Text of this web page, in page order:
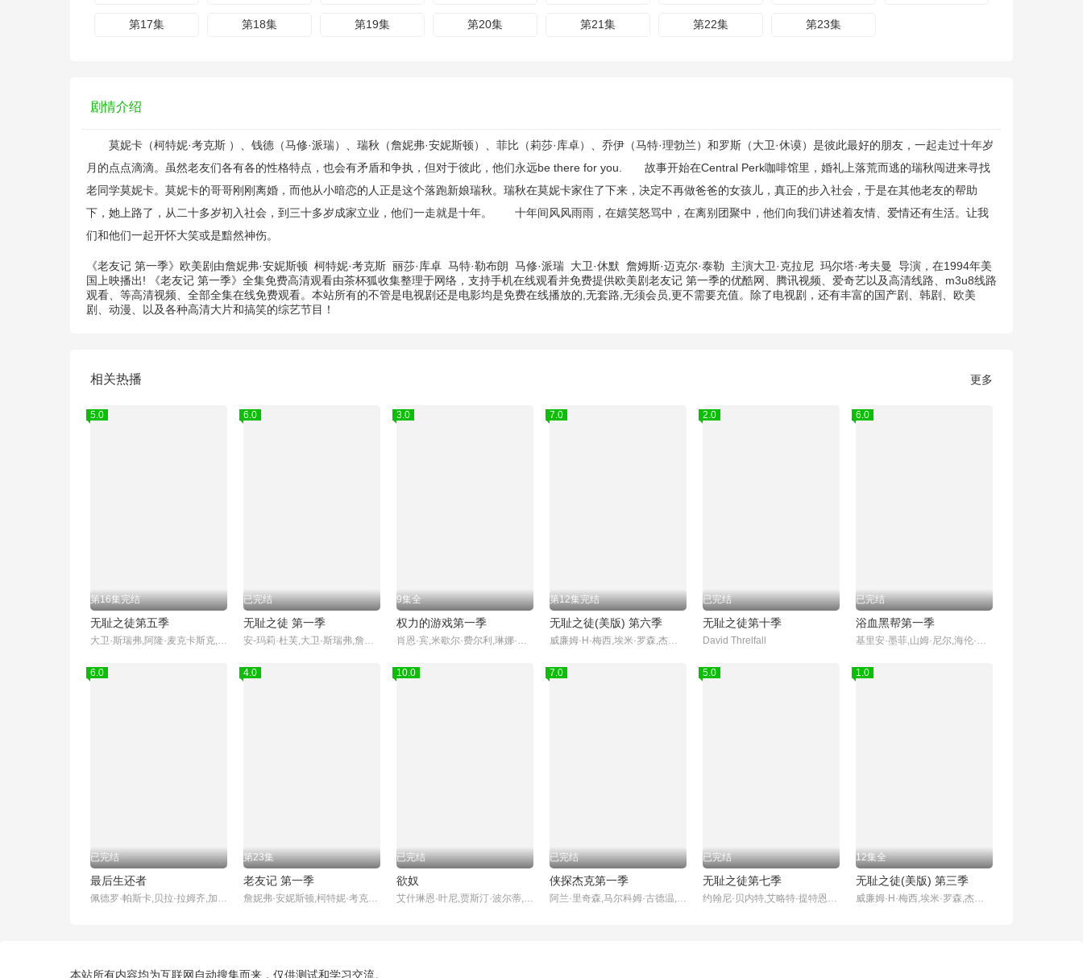
第17集 第18集 第19集 第20集 第21集 第22集 第23集
剧情介绍
莫妮卡（柯特妮·考克斯 ）、钱德（马修·派瑞）、瑞秋（詹妮弗·安妮斯顿）、菲比（莉莎·库卓）、乔伊（马特·理勃兰）和罗斯（大卫·休谟）是彼此最好的朋友，一起走过十年岁
月的点点滴滴。虽然老友们各有各的性格特点，也会有矛盾和争执，但对于彼此，他们永远be there for you. 故事开始在Central Perk咖啡馆里，婚礼上落荒而逃的瑞秋闯进来寻找
老同学莫妮卡。莫妮卡的哥哥刚刚离婚，而他从小暗恋的人正是这个落跑新娘瑞秋。瑞秋在莫妮卡家住了下来，决定不再做爸爸的女孩儿，真正的步入社会，于是在其他老友的帮助
下，她上路了，从二十多岁初入社会，到三十多岁成家立业，他们一走就是十年。 十年间风风雨雨，在嬉笑怒骂中，在离别团聚中，他们向我们讲述着友情、爱情还有生活。让我
们和他们一起开怀大笑或是黯然神伤。
《老友记 第一季》欧美剧由詹妮弗·安妮斯顿 柯特妮·考克斯 丽莎·库卓 马特·勒布朗 马修·派瑞 大卫·休默 詹姆斯·迈克尔·泰勒 主演大卫·克拉尼 玛尔塔·考夫曼
导演，在1994年美
国上映播出! 《老友记 第一季》全集免费高清观看由茶杯狐收集整理于网络，支持手机在线观看并免费提供欧美剧老友记 第一季的优酷网、腾讯视频、爱奇艺以及高清线路、m3u8线路
观看、等高清视频、全部全集在线免费观看。本站所有的不管是电视剧还是电影均是免费在线播放的,无套路,无须会员,更不需要充值。除了电视剧，还有丰富的国产剧、韩剧、欧美
剧、动漫、以及各种高清大片和搞笑的综艺节目！
相关热播 更多
5.0
第16集完结
无耻之徒第五季
大卫·斯瑞弗,阿隆·麦克卡斯克,杰拉德·基恩斯
6.0
已完结
无耻之徒 第一季
安-玛莉·杜芙,大卫·斯瑞弗,詹姆斯·麦卡沃伊,玛克辛·皮克
3.0
9集全
权力的游戏第一季
肖恩·宾,米歇尔·费尔利,琳娜·海蒂,彼特·丁拉基,艾米莉亚·克拉克,基特·哈灵顿,苏菲·特纳,麦茜·威廉姆斯,尼古拉·科斯特-瓦尔道,伊恩·格雷,约翰·布莱德利
7.0
第12集完结
无耻之徒(美版) 第六季
威廉姆·H·梅西,埃米·罗森,杰瑞米·艾伦·怀特,伊森·卡特科斯基,卡梅隆·莫纳汉,艾玛·肯尼,史蒂夫·豪威,珊诺拉·汉普顿,德蒙特·莫罗尼,艾米莉·贝吉尔,诺尔·费舍,迈克尔·帕特里克·麦克吉尔,艾玛·格林威尔,妮科尔·布鲁姆,史蒂夫·卡兹,泰勒·贾克布·摩尔,萨莎·亚历山大,阿兰·罗森伯格,卢卡·奥利尔,杰夫·皮埃尔,迈克尔·瑞利·伯克,雪琳·芬,威尔·萨索,伊西多拉·格瑞新特,布兰登·西姆斯
2.0
已完结
无耻之徒第十季
David Threlfall
6.0
已完结
浴血黑帮第一季
基里安·墨菲,山姆·尼尔,海伦·麦克洛瑞,保罗·安德森,安娜贝拉·沃丽丝,苏菲·兰朵,奈德·丹内利,乔·科尔,芬恩·科尔,哈利·克登,娜塔莎·奥基弗,托尼·皮茨,艾米-费欧‧爱德华兹,乔丹·博尔格,凯特·菲利普斯,本杰明·西番雅,伊多·戈德堡,夏莉·墨菲,亚历山大·希迪格,盖特·杨森,诺亚·泰勒,尼尔·贝尔,山姆·哈兹尔丁,丹尼尔·弗恩,帕迪·康斯戴恩,查理·科里德-米尔斯,杰克·罗文,Ian P
6.0
已完结
最后生还者
佩德罗·帕斯卡,贝拉·拉姆齐,加布里埃尔·鲁纳,安娜·托芙,妮可·帕克,穆雷·巴特利特,尼克·奥弗曼,斯托姆·瑞德,梅尔·丹德里奇,杰弗里·皮尔斯,拉马尔·约翰逊,凯文·伍达德,格雷厄姆·格林,Elaine Miles,艾什莉·约翰逊,特罗伊·贝克,玛莉·格雷斯·贝克尔,凯文·萨特里,布拉德·利兰,布兰登·弗莱彻,卢蒂娜·卫斯理,泰勒·圣·皮埃尔,Connor Stanhope,索尼娅·玛丽亚·基
4.0
第23集
老友记 第一季
詹妮弗·安妮斯顿,柯特妮·考克斯,丽莎·库卓,马特·勒布朗,马修·派瑞,大卫·休默,詹姆斯·迈克尔·泰勒
10.0
已完结
欲奴
艾什琳恩·叶尼,贾斯汀·波尔蒂,斯金·迪亚蒙德,维多利亚·莱文,凯文·尼尔森,妮佳·海特洛娃,布伦特·哈维,卡拉·库什,萨拉·卢
7.0
已完结
侠探杰克第一季
阿兰·里奇森,马尔科姆·古德温,薇拉·菲茨杰拉德,克莉斯汀·克鲁克,布鲁斯·麦克吉尔,克里斯·韦伯斯特,哈维·吉兰,马克斯威尔·詹金斯,库里·格拉汉姆,马克·本达维德,威利·C·卡彭特,乔纳森考斯庚,Leslie Fray,Gavin White,马修·马斯登,拉娜·珍·科洛斯特奇,阿莉·约翰逊,迪伦·特罗布里奇,休·汤普森,玛丽亚·斯坦,伊里·哈姆,克里斯托弗·拉塞尔,亚历桑德拉·卡斯蒂略,布雷
5.0
已完结
无耻之徒第七季
‎约翰尼·贝内特‎,艾略特·提特恩索,肖恩·吉尔德,西伦·格里菲思,Tina Malone,大卫·斯瑞弗,杰拉德·基恩斯
1.0
12集全
无耻之徒(美版) 第三季
威廉姆·H·梅西,埃米·罗森,杰瑞米·艾伦·怀特,伊森·卡特科斯基,卡梅隆·莫纳汉,史蒂夫·豪威,珊诺拉·汉普顿,艾玛·肯尼,妮科尔·布鲁姆,马修·博兰,艾米莉·贝吉尔,琼·库萨克,德蒙特·莫罗尼,诺尔·费舍,迈克尔·帕特里克·麦克吉尔,亚当凯格瑞,杰里米·杰克逊,史蒂夫·卡兹
本站所有内容均为互联网自动搜集而来，仅供测试和学习交流。